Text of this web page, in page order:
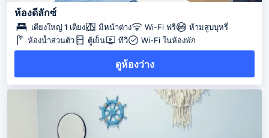
ห้องดีลักซ์
เตียงใหญ่ 1 เตียง มีหน้าต่าง Wi-Fi ฟรี
ห้ามสูบบุหรี่
ห้องน้ำส่วนตัว
ตู้เย็น ทีวี Wi-Fi ในห้องพัก
ดูห้องว่าง